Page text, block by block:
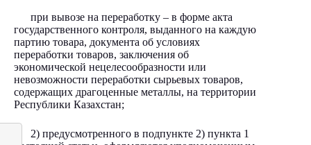
при вывозе на переработку – в форме акта
государственного контроля, выданного на каждую
партию товара, документа об условиях
переработки товаров, заключения об
экономической нецелесообразности или
невозможности переработки сырьевых товаров,
содержащих драгоценные металлы, на территории
Республики Казахстан;
2) предусмотренного в подпункте 2) пункта 1